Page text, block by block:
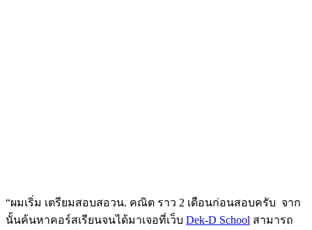
“ผมเริ่ม เตรียมสอบสอวน. คณิต ราว 2 เดือนก่อนสอบครับ จาก
นั้นค้นหาคอร์สเรียนจนได้มาเจอที่เว็บ Dek-D School สามารถ